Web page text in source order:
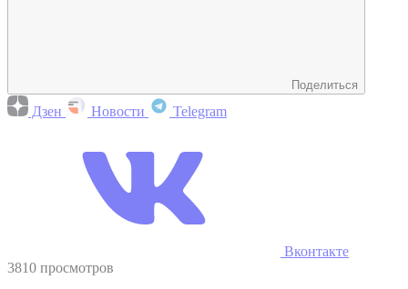
Поделиться
Дзен Новости Telegram
Вконтакте
3810 просмотров